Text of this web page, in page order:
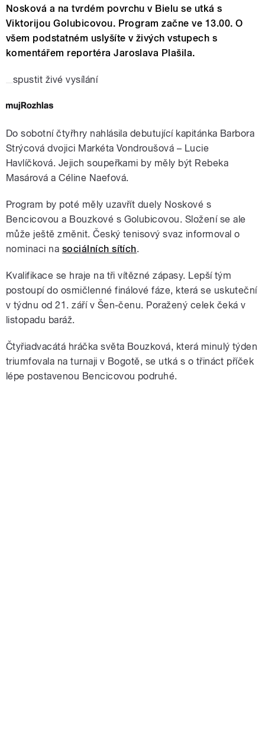
Nosková a na tvrdém povrchu v Bielu se utká s
Viktorijou Golubicovou. Program začne ve 13.00. O
všem podstatném uslyšíte v živých vstupech s
komentářem reportéra Jaroslava Plašila.
spustit živé vysílání
Do sobotní čtyřhry nahlásila debutující kapitánka Barbora
Strýcová dvojici Markéta Vondroušová – Lucie
Havlíčková. Jejich soupeřkami by měly být Rebeka
Masárová a Céline Naefová.
Program by poté měly uzavřít duely Noskové s
Bencicovou a Bouzkové s Golubicovou. Složení se ale
může ještě změnit. Český tenisový svaz informoval o
nominaci na sociálních sítích.
Kvalifikace se hraje na tři vítězné zápasy. Lepší tým
postoupí do osmičlenné finálové fáze, která se uskuteční
v týdnu od 21. září v Šen-čenu. Poražený celek čeká v
listopadu baráž.
Čtyřiadvacátá hráčka světa Bouzková, která minulý týden
triumfovala na turnaji v Bogotě, se utká s o třináct příček
lépe postavenou Bencicovou podruhé.